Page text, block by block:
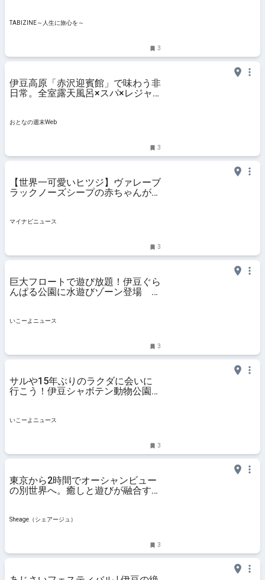
TABIZINE～人生に旅心を～
TABIZINE～人生に旅心を～
3
伊豆高原「赤沢迎賓館」で味わう非
日常。全室露天風呂×スパ×レジャ
おとなの週末Web
3
【世界一可愛いヒツジ】ヴァレーブ
ラックノーズシープの赤ちゃんが2
マイナビニュース
3
巨大フロートで遊び放題！伊豆ぐら
んぱる公園に水遊びゾーン登場 夜
いこーよニュース
3
サルや15年ぶりのラクダに会いに
行こう！伊豆シャボテン動物公園に
いこーよニュース
3
東京から2時間でオーシャンビュー
の別世界へ。癒しと遊びが融合する
Sheage（シェアージュ）
3